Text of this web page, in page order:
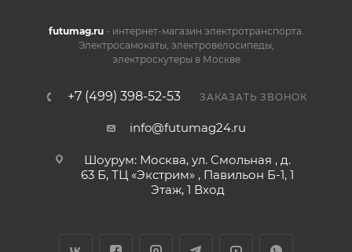
futumag.ru- интернет-магазин электротранспорта.
Электросамокаты, электровелосипеды,
электроскутеры в Москве
+7 (499) 398-52-53 ЗАКАЗАТЬ ЗВОНОК
info@futumag24.ru
Шоурум: Москва, ул. Смольная , д.
63 Б, ТЦ «Экстрим» , Павильон Б-1, 1
Этаж, 1 Вход